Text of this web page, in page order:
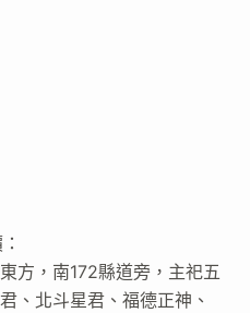
方，南172縣道旁，主祀五
、北斗星君、福德正神、